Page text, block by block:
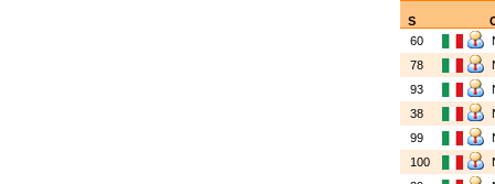
S
60
78
93
38
99
100